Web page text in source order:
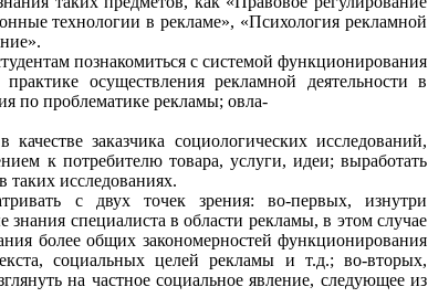
технологии в рекламе», «Психология рекламной
познакомиться с системой функционирования
осущест­вления рекламной деятельности в
по проблематике рекламы; овла-
заказчика социологических исследований,
к потребителю това­ра, услуги, идеи; выработать
таких исследованиях.
с двух точек зрения: во-первых, изнутри
знания специалиста в области рекламы, в этом случае
более общих закономерностей функционирования
социальных целей рекламы и т.д.; во-вто­рых,
на частное социальное явление, следующее из